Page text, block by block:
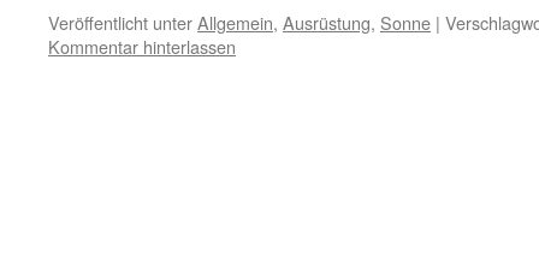
Veröffentlicht unterAllgemein, Ausrüstung, Sonne |
Kommentar hinterlassen